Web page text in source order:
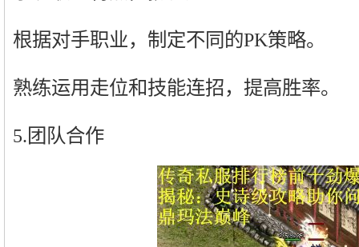
根据对手职业，制定不同的PK策略。
熟练运用走位和技能连招，提高胜率。
5.团队合作